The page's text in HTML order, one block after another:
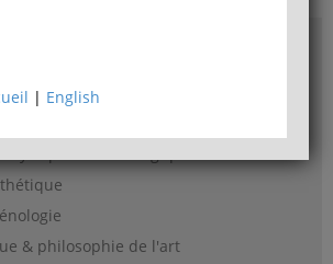
du Département de philosophie
& philosophie de l'art
| English